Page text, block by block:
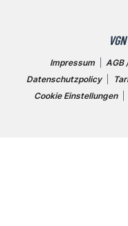
Impressum AGB
Datenschutzpolicy
Cookie Einstellungen